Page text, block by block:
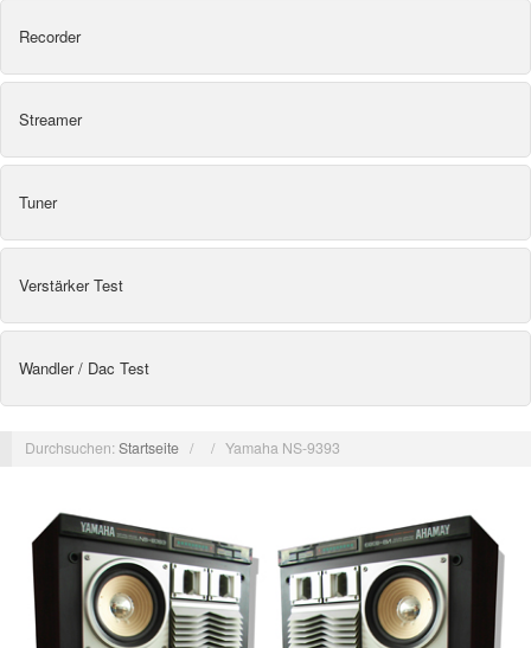
Recorder
Streamer
Tuner
Verstärker Test
Wandler / Dac Test
Durchsuchen:Startseite / / Yamaha NS-9393